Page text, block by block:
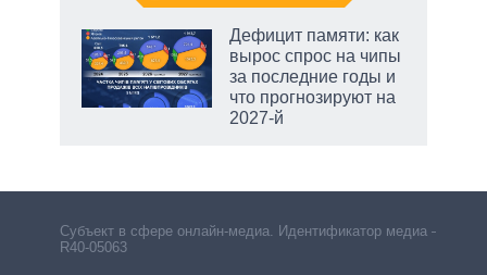
Дефицит памяти: как
вырос спрос на чипы
за последние годы и
что прогнозируют на
2027-й
Субъект в сфере онлайн-медиа. Идентификатор медиа –
R40-05063